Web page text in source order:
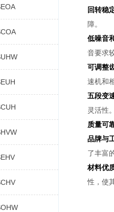
回转稳
障。
低噪音
音要求
可调整
速机和
五段变
灵活性
质量可
品牌与
了丰富
材料优
性，使